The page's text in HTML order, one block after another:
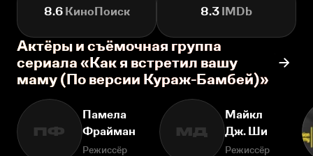
8.6КиноПоиск 8.3 IMDb
Актёры и съёмочная группа
сериала «Как я встретил вашу
маму (По версии Кураж-Бамбей)»
ПФ
Памела
Фрайман
Режиссёр
МД
Майкл
Дж. Ши
Режиссёр